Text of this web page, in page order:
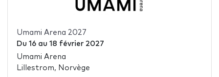
Umami Arena 2027
Du 16au 18 février 2027
Umami Arena
Lillestrom, Norvège